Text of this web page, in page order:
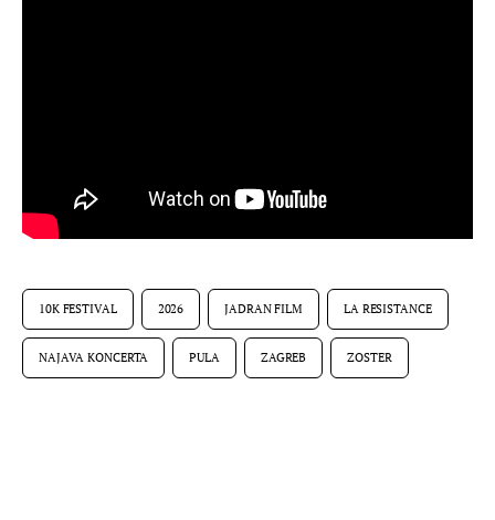
10K FESTIVAL 2026 JADRAN FILM LA RESISTANCE
NAJAVA KONCERTA PULA ZAGREB ZOSTER